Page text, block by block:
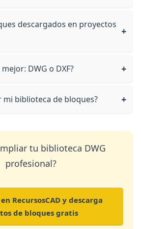
descargados en proyectos
DWG o DXF?
mi biblioteca de bloques?
tu biblioteca DWG
profesional?
RecursosCAD y descarga
de bloques gratis